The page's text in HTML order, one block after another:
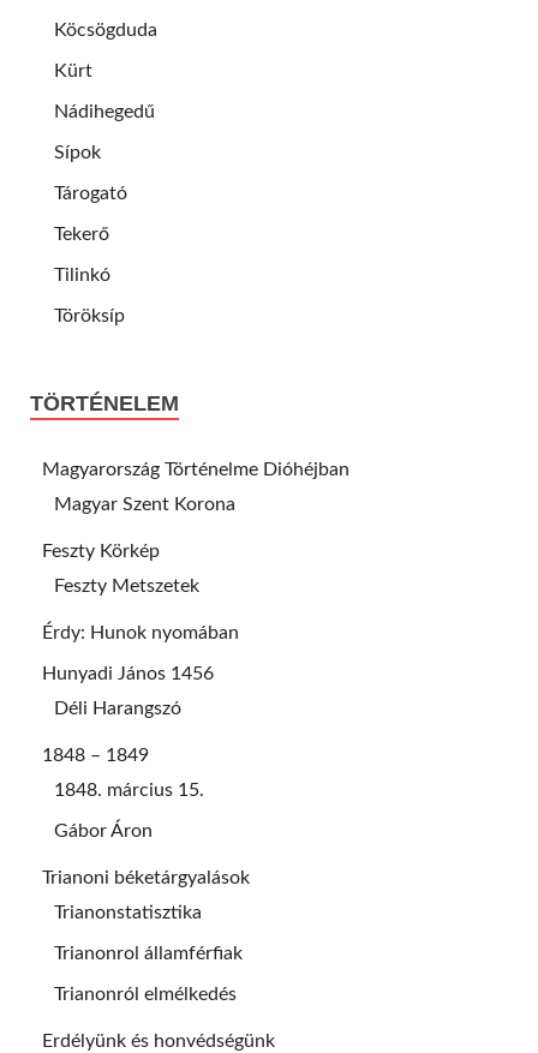
Köcsögduda
Kürt
Nádihegedű
Sípok
Tárogató
Tekerő
Tilinkó
Töröksíp
TÖRTÉNELEM
Magyarország Történelme Dióhéjban
Magyar Szent Korona
Feszty Körkép
Feszty Metszetek
Érdy: Hunok nyomában
Hunyadi János 1456
Déli Harangszó
1848 – 1849
1848. március 15.
Gábor Áron
Trianoni béketárgyalások
Trianonstatisztika
Trianonrol államférfiak
Trianonról elmélkedés
Erdélyünk és honvédségünk